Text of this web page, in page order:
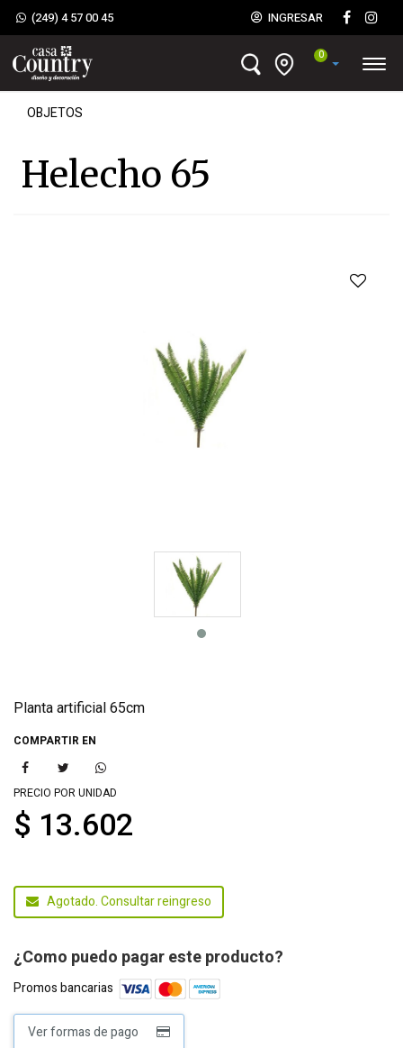
(249) 4 57 00 45 INGRESAR
0
OBJETOS
Helecho 65
Planta artificial 65cm
COMPARTIR EN
PRECIO POR UNIDAD
$ 13.602
Agotado. Consultar reingreso
¿Como puedo pagar este producto?
Promos bancarias
Ver formas de pago